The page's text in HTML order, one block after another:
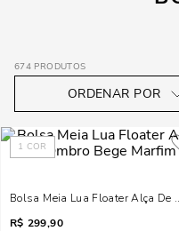
674 PRODUTOS
1 COR
Bolsa Meia Lua Floater Alça De
R$ 299,90